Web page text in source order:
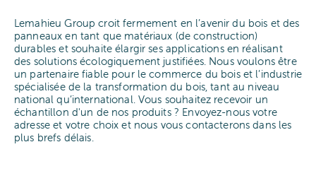
Lemahieu Group croit fermement en l’avenir du bois et des
panneaux en tant que matériaux (de construction)
durables et souhaite élargir ses applications en réalisant
des solutions écologiquement justifiées. Nous voulons être
un partenaire fiable pour le commerce du bois et l’industrie
spécialisée de la transformation du bois, tant au niveau
national qu’international. Vous souhaitez recevoir un
échantillon d'un de nos produits ? Envoyez-nous votre
adresse et votre choix et nous vous contacterons dans les
plus brefs délais.